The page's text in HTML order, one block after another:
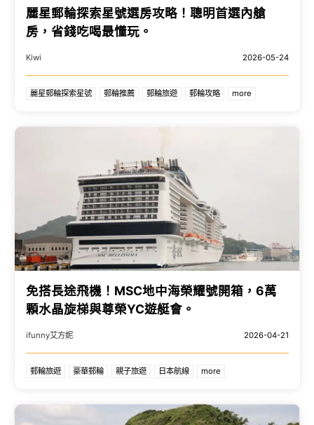
麗星郵輪探索星號選房攻略！聰明首選內艙
房，省錢吃喝最懂玩。
Kiwi 2026-05-24
麗星郵輪探索星號 郵輪推薦 郵輪旅遊 郵輪攻略 more
免搭長途飛機！MSC地中海榮耀號開箱，6萬
顆水晶旋梯與尊榮YC遊艇會。
ifunny艾方妮 2026-04-21
郵輪旅遊 豪華郵輪 親子旅遊 日本航線 more